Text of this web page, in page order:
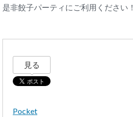
是非餃子パーティにご利用ください！
見る
Pocket